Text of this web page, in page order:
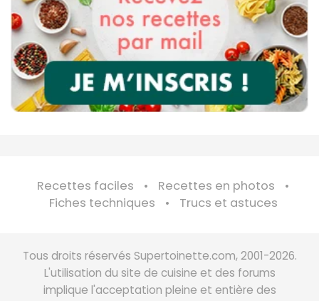
Recettes faciles
Recettes en photos
Fiches techniques
Trucs et astuces
Tous droits réservés Supertoinette.com, 2001-2026.
L'utilisation du site de cuisine et des forums
implique l'acceptation pleine et entière des